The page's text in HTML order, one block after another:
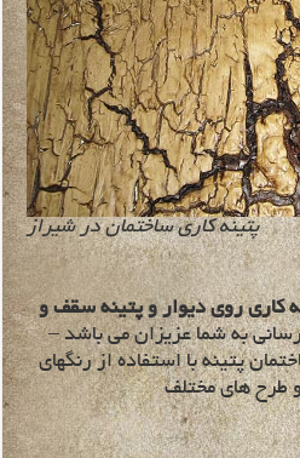
پتینه کاری ساختمان در شیراز
کاری روی دیوار و پتینه سقف و
به شما عزیزان می باشد –
پتینه با استفاده از رنگهای
طرح های مختلف